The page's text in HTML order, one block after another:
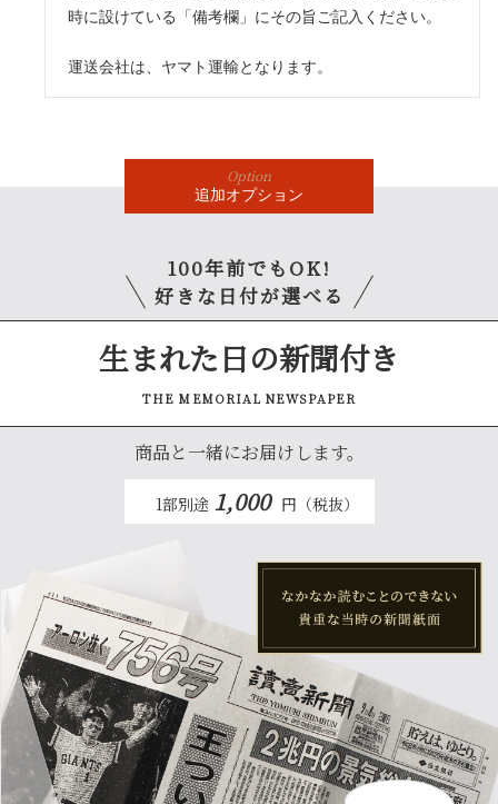
時に設けている「備考欄」にその旨ご記入ください。
運送会社は、ヤマト運輸となります。
Option
追加オプション
100年前でもOK!
好きな日付が選べる
生まれた日の新聞付き
THE MEMORIAL NEWSPAPER
商品と一緒にお届けします。
1部別途 1,000 円（税抜）